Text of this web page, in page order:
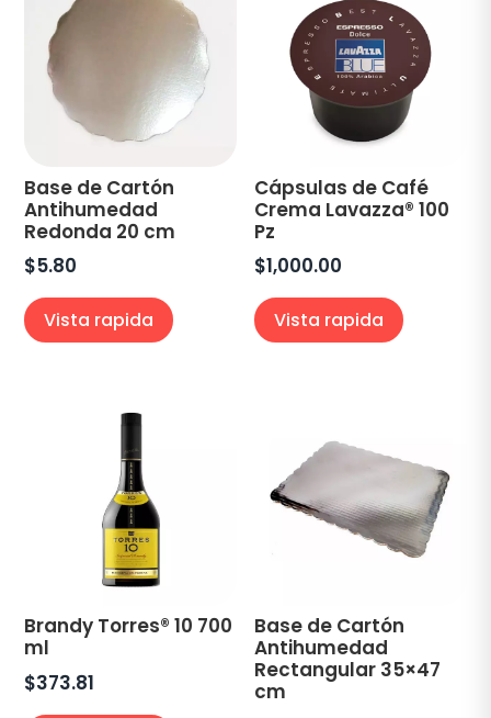
Base de Cartón
Antihumedad
Redonda 20 cm
$5.80
Vista rapida
Cápsulas de Café
Crema Lavazza® 100
Pz
$1,000.00
Vista rapida
Brandy Torres® 10 700
ml
$373.81
Base de Cartón
Antihumedad
Rectangular 35×47
cm